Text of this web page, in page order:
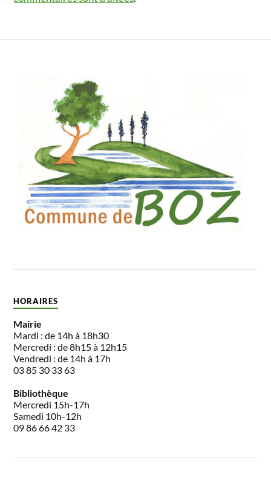
HORAIRES
Mairie
Mardi : de 14h à 18h30
Mercredi : de 8h15 à 12h15
Vendredi : de 14h à 17h
03 85 30 33 63
Bibliothèque
Mercredi 15h-17h
Samedi 10h-12h
09 86 66 42 33